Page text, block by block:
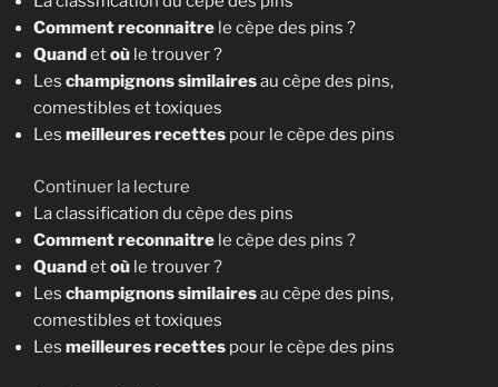
L
e
c
è
d
e
s
p
i
n
Comment reconnaitre le cèpe des pins ?
Quand etoù le trouver ?
Les champignons similairesau cèpe des pins,
comestibles et toxiques
Les meilleures recettes pour le cèpe des pins
Continuer la lecture
e
«
L
e
c
La classification du cèpe des pins
Comment reconnaitre le cèpe des pins ?
Quandetoù le trouver ?
Les champignons similairesau cèpe des pins,
comestibles et toxiques
Les meilleures recettes pour le cèpe des pins